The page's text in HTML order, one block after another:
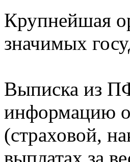
Крупнейшая
значимых
Выписка из
информацию о
(страховой,
выплатах за